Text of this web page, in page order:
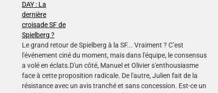
Le grand retour de Spielberg à la SF... Vraiment ? C’est
l'événement ciné du moment, mais dans l'équipe, le consensus
a volé en éclats.D'un côté, Manuel et Olivier s'enthousiasme
face à cette proposition radicale. De l'autre, Julien fait de la
résistance avec un avis tranché et sans concession. Est-ce un